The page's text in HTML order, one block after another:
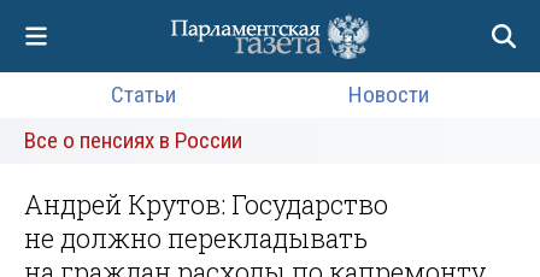
Статьи
Новости
Все о пенсиях в России
Андрей Крутов: Государство
не должно перекладывать